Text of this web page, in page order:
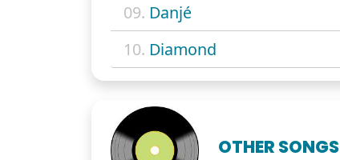
09. Danjé
10. Diamond
OTHER SONGS